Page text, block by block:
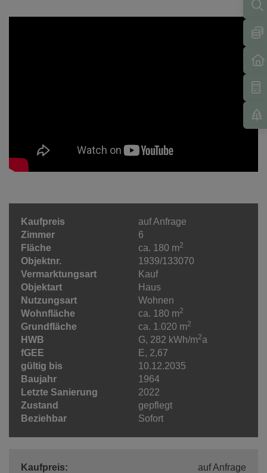
Kaufpreis
auf Anfrage
Zimmer
6
Fläche
ca. 180 m2
Objektnr.
1939/133070
Vermarktungsart
Kauf
Objektart
Haus
Nutzungsart
Wohnen
Wohnfläche
ca. 180 m2
Grundfläche ca. 1.020 m2
HWB G, 282 kWh/m2a
fGEE
E, 2,67
gültig bis
10.12.2035
Baujahr
1964
Letzte Sanierung
2022
Zustand
gepflegt
Beziehbar
Sofort
Kaufpreis: auf Anfrage